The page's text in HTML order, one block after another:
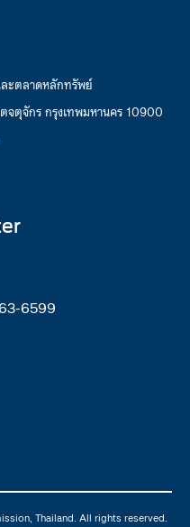
ะตลาดหลักทรัพย์
จตุจักร กรุงเทพมหานคร 10900
6599
Thailand. All rights reserved.